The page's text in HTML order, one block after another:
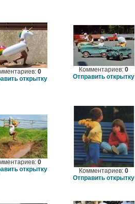
0
открытку
Комментариев: 0
Отправить открытку
0
открытку
Комментариев: 0
Отправить открытку